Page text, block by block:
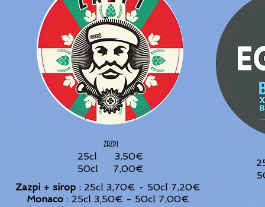
ZAZPI
25cl 3,50€
50cl 7,00€
Zazpi + sirop : 25cl 3,70€ - 50cl 7,20€
Monaco : 25cl 3,50€ - 50cl 7,00€